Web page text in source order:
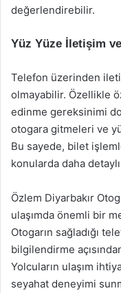
değerlendirebilir.
Yüz Yüze İletişim
Telefon üzerinden
olmayabilir. Özellikle
edinme gereksinimi
otogara gitmeleri ve
Bu sayede, bilet
konularda daha
Özlem Diyarbakır
ulaşımda önemli bir
Otogarın sağladığı
bilgilendirme
Yolcuların ulaşım
seyahat deneyimi